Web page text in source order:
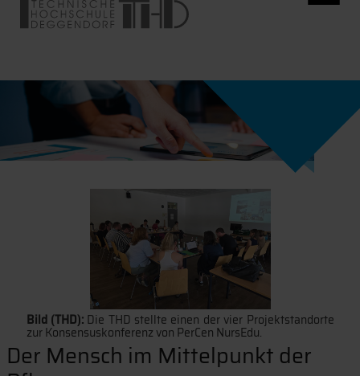
Bild (THD): Die THD stellte einen der vier Projektstandorte
zur Konsensuskonferenz von PerCen NursEdu.
Der Mensch im Mittelpunkt der